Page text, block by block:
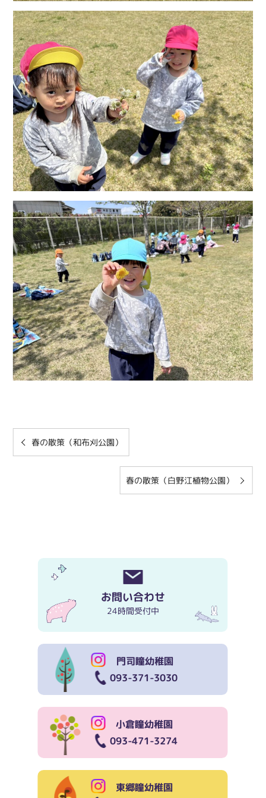
春の散策（和布刈公園）
春の散策（白野江植物公園）
お問い合わせ
24時間受付中
門司瞳幼稚園
093-371-3030
小倉瞳幼稚園
093-471-3274
東郷瞳幼稚園